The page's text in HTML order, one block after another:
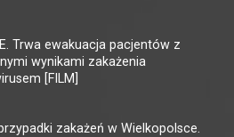
Trwa ewakuacja pacjentów z
wynikami zakażenia
[FILM]
zakażeń w Wielkopolsce.